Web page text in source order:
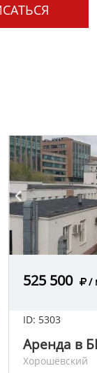
525 500 /
Аренда в
Хорошёвский
ID: 5303